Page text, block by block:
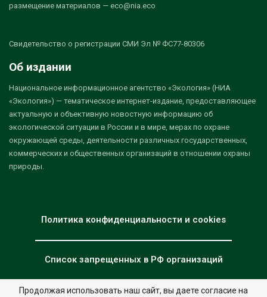
размещение материалов — eco@nia.eco
Свидетельство о регистрации СМИ Эл № ФС77-80306
Об издании
Национальное информационное агентство «Экология» (НИА
«Экология») — тематическое интернет-издание, предоставляющее
актуальную и объективную новостную информацию об
экологической ситуации в России и в мире, мерах по охране
окружающей среды, деятельности различных государственных,
коммерческих и общественных организаций в отношении охраны
природы.
Политика конфиденциальности и cookies
Список запрещенных в РФ организаций
Продолжая использовать наш сайт, вы даете согласие на